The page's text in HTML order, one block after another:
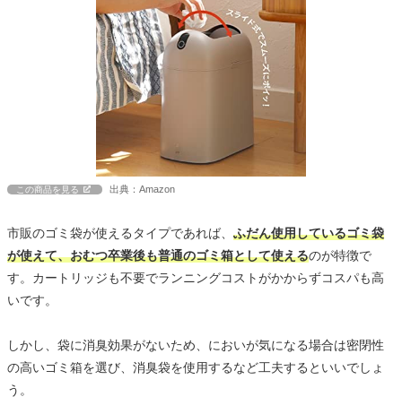
この商品を見る 出典：Amazon
市販のゴミ袋が使えるタイプであれば、 ふだん使用しているゴミ袋
が使えて、おむつ卒業後も普通のゴミ箱として使えるのが特徴で
す。カートリッジも不要でランニングコストがかからずコスパも高
いです。
しかし、袋に消臭効果がないため、においが気になる場合は密閉性
の高いゴミ箱を選び、消臭袋を使用するなど工夫するといいでしょ
う。